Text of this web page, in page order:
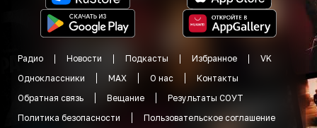
Радио Новости Подкасты Избранное
VK
Одноклассники
MAX О нас
Контакты
Обратная связь
Вещание
Результаты СОУТ
Политика безопасности
Пользовательское соглашение